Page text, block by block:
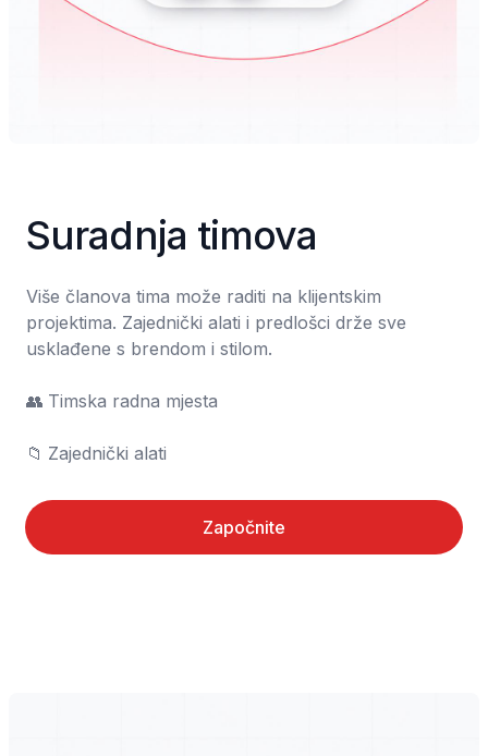
Suradnja timova
Više članova tima može raditi na klijentskim
projektima. Zajednički alati i predlošci drže sve
usklađene s brendom i stilom.
👥	Timska radna mjesta
📁	Zajednički alati
Započnite